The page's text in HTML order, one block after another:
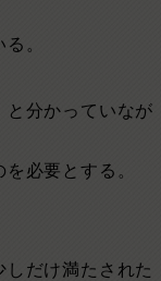
。
と分かっていなが
必要とする。
だけ満たされた